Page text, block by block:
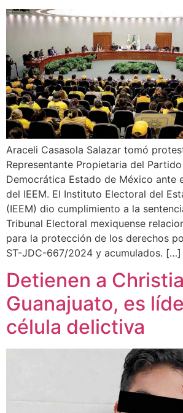
Araceli Casasola Salazar tomó
Representante Propietaria del
Democrática Estado de México ante
del IEEM. El Instituto Electoral del
(IEEM) dio cumplimiento a la
Tribunal Electoral mexiquense
para la protección de los derechos
ST-JDC-667/2024 y acumulados. […]
Detienen a
Guanajuato, es
célula delictiva